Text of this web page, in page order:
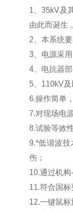
1、35kV及
由此而诞生
2、本系统
3、电源采
4、电抗器
5、110kV
6.操作简单
7.对现场电
8.试验等效
9.*低谐波
伤；
10.通过机
11.符合国
12.一键鼠标